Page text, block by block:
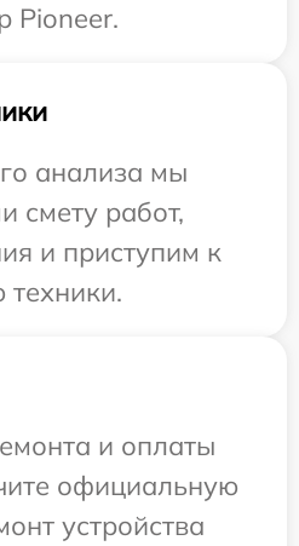
Pioneer.
анализа мы
смету работ,
и приступим к
техники.
и оплаты
официальную
устройства